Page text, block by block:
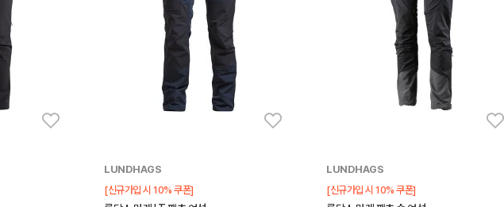
LUNDHAGS
[신규가입 시 10% 쿠폰]
LUNDHAGS
[신규가입 시 10% 쿠폰]